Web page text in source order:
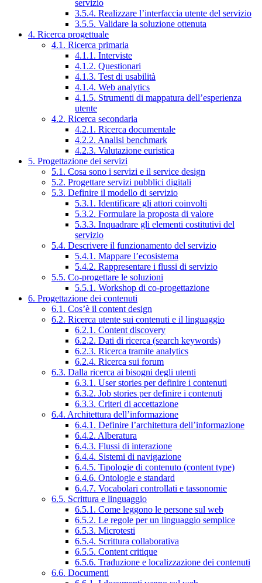
servizio
3.5.4. Realizzare l’interfaccia utente del servizio
3.5.5. Validare la soluzione ottenuta
4. Ricerca progettuale
4.1. Ricerca primaria
4.1.1. Interviste
4.1.2. Questionari
4.1.3. Test di usabilità
4.1.4. Web analytics
4.1.5. Strumenti di mappatura dell’esperienza
utente
4.2. Ricerca secondaria
4.2.1. Ricerca documentale
4.2.2. Analisi benchmark
4.2.3. Valutazione euristica
5. Progettazione dei servizi
5.1. Cosa sono i servizi e il service design
5.2. Progettare servizi pubblici digitali
5.3. Definire il modello di servizio
5.3.1. Identificare gli attori coinvolti
5.3.2. Formulare la proposta di valore
5.3.3. Inquadrare gli elementi costitutivi del
servizio
5.4. Descrivere il funzionamento del servizio
5.4.1. Mappare l’ecosistema
5.4.2. Rappresentare i flussi di servizio
5.5. Co-progettare le soluzioni
5.5.1. Workshop di co-progettazione
6. Progettazione dei contenuti
6.1. Cos’è il content design
6.2. Ricerca utente sui contenuti e il linguaggio
6.2.1. Content discovery
6.2.2. Dati di ricerca (search keywords)
6.2.3. Ricerca tramite analytics
6.2.4. Ricerca sui forum
6.3. Dalla ricerca ai bisogni degli utenti
6.3.1. User stories per definire i contenuti
6.3.2. Job stories per definire i contenuti
6.3.3. Criteri di accettazione
6.4. Architettura dell’informazione
6.4.1. Definire l’architettura dell’informazione
6.4.2. Alberatura
6.4.3. Flussi di interazione
6.4.4. Sistemi di navigazione
6.4.5. Tipologie di contenuto (content type)
6.4.6. Ontologie e standard
6.4.7. Vocabolari controllati e tassonomie
6.5. Scrittura e linguaggio
6.5.1. Come leggono le persone sul web
6.5.2. Le regole per un linguaggio semplice
6.5.3. Microtesti
6.5.4. Scrittura collaborativa
6.5.5. Content critique
6.5.6. Traduzione e localizzazione dei contenuti
6.6. Documenti